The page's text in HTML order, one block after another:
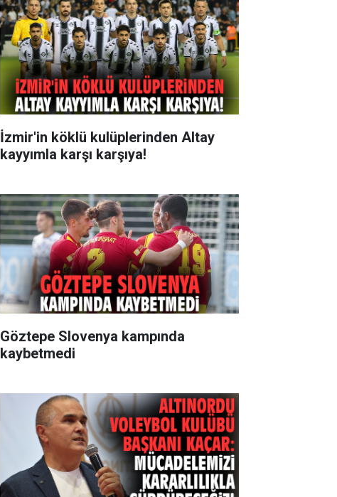
İzmir'in köklü kulüplerinden Altay
kayyımla karşı karşıya!
Göztepe Slovenya kampında
kaybetmedi